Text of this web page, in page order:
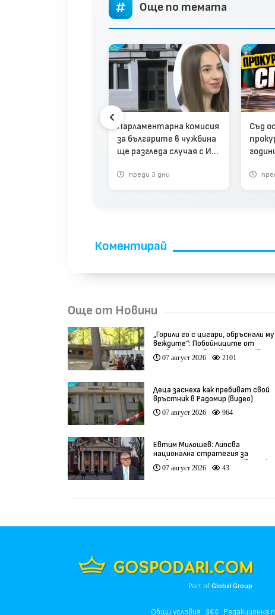
Още по темата
Парламентарна комисия
за българите в чужбина
ще разгледа случая с Ива
преди 3 дни
Съд
Коментирай
Още от Новини
„Горили го с цигари, обръснали му
веждите“: Побойниците от
Пловдив остават в ареста
07 август 2026 2101
Деца заснеха как пребиват свой
връстник в Радомир (видео)
07 август 2026 964
Евтим Милошев: Липсва
национална стратегия за
развитие на културата (видео)
07 август 2026 43
Part ofGlobal Group
Общи условия Редакционна